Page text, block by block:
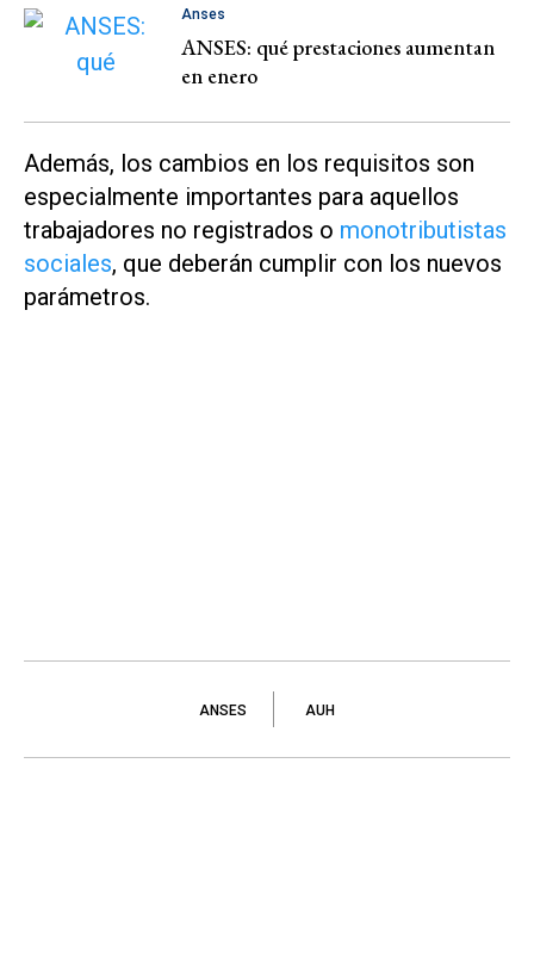
Anses
ANSES: qué prestaciones aumentan
en enero
Además, los cambios en los requisitos son
especialmente importantes para aquellos
trabajadores no registrados o monotributistas
sociales, que deberán cumplir con los nuevos
parámetros.
ANSES AUH